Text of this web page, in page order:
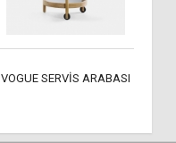
VOGUE SERVİS ARABASI